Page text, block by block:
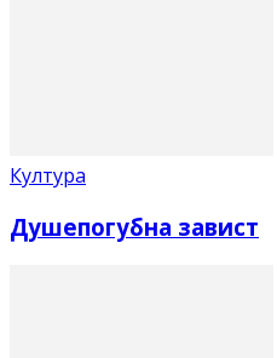
Култура
Душепогубна завист